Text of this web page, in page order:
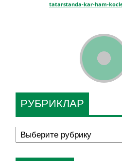
tatarstanda-kar-ham-
РУБРИКЛАР